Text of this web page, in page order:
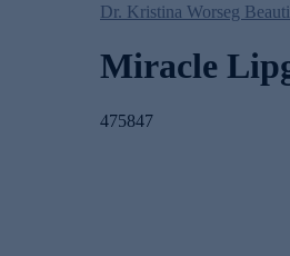
Dr. Kristina Worseg
Miracle
475847